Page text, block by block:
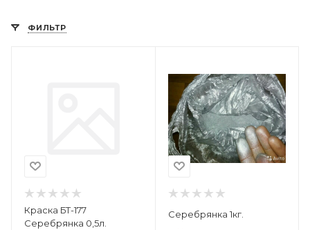
ФИЛЬТР
Краска БТ-177
Серебрянка 0,5л.
Серебрянка 1кг.